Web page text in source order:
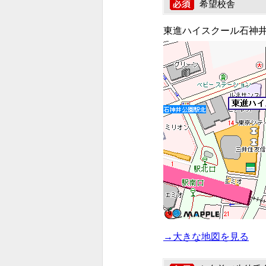
希望校舎
東進ハイスクール石神
→大きな地図を見る